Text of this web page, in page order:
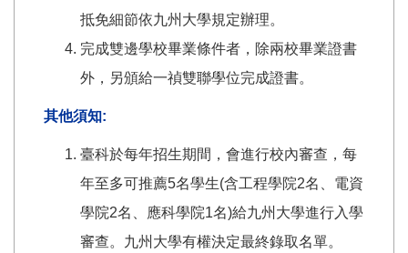
抵免細節依九州大學規定辦理。
完成雙邊學校畢業條件者，除兩校畢業證書
外，另頒給一禎雙聯學位完成證書。
其他須知:
臺科於每年招生期間，會進行校內審查，每
年至多可推薦5名學生(含工程學院2名、電資
學院2名、應科學院1名)給九州大學進行入學
審查。九州大學有權決定最終錄取名單。